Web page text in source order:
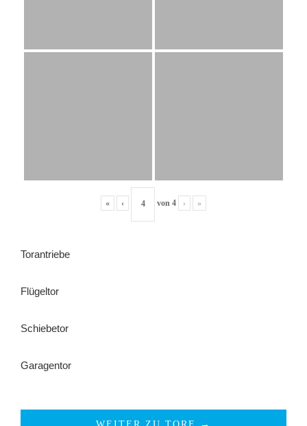
« ‹ von 4 › »
Torantriebe
Flügeltor
Schiebetor
Garagentor